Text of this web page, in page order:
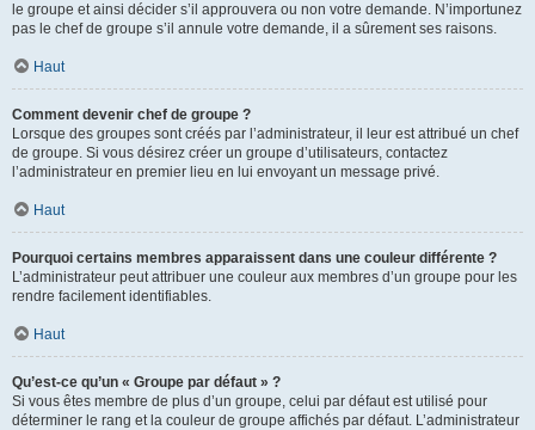
le groupe et ainsi décider s’il approuvera ou non votre demande. N’importunez
pas le chef de groupe s’il annule votre demande, il a sûrement ses raisons.
Haut
Comment devenir chef de groupe ?
Lorsque des groupes sont créés par l’administrateur, il leur est attribué un chef
de groupe. Si vous désirez créer un groupe d’utilisateurs, contactez
l’administrateur en premier lieu en lui envoyant un message privé.
Haut
Pourquoi certains membres apparaissent dans une couleur différente ?
L’administrateur peut attribuer une couleur aux membres d’un groupe pour les
rendre facilement identifiables.
Haut
Qu’est-ce qu’un « Groupe par défaut » ?
Si vous êtes membre de plus d’un groupe, celui par défaut est utilisé pour
déterminer le rang et la couleur de groupe affichés par défaut. L’administrateur